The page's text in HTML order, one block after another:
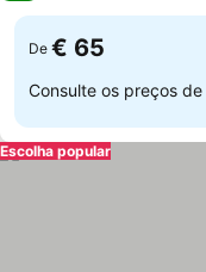
De € 65
Consulte os preços de
Escolha popular